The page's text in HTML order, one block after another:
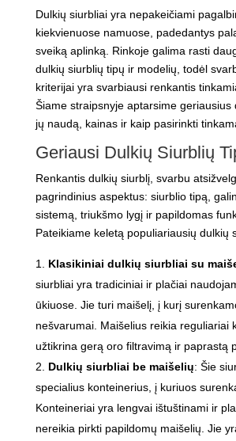
Dulkių siurbliai yra nepakeičiami
kiekvienuose namuose, padedantys
sveiką aplinką. Rinkoje galima rasti
dulkių siurblių tipų ir modelių, todėl
kriterijai yra svarbiausi renkantis
Šiame straipsnyje aptarsime geriausius
jų naudą, kainas ir kaip pasirinkti
Geriausi Dulkių Siurblių
Renkantis dulkių siurblį, svarbu
pagrindinius aspektus: siurblio tipą,
sistemą, triukšmo lygį ir papildomas
Pateikiame keletą populiariausių dulkių
Klasikiniai dulkių siurbliai su
siurbliai yra tradiciniai ir plačiai
ūkiuose. Jie turi maišelį, į kurį
nešvarumai. Maišelius reikia reguliariai
užtikrina gerą oro filtravimą ir paprastą
Dulkių siurbliai be maišelių: Šie
specialius konteinerius, į kuriuos
Konteineriai yra lengvai ištuštinami ir
nereikia pirkti papildomų maišelių. Jie